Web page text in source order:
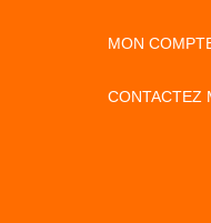
MON
CONTACTEZ